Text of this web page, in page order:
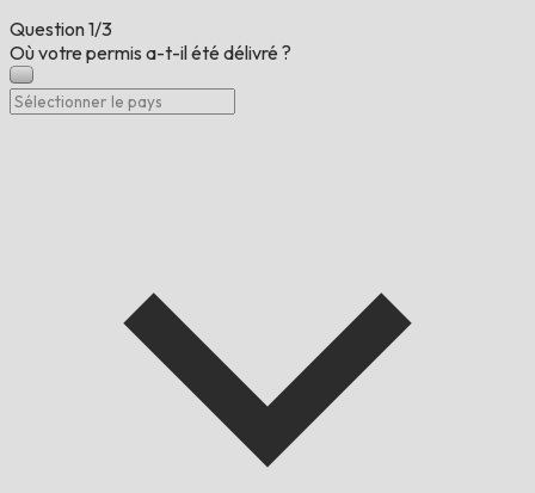
Question1/3
Où votre permis a-t-il été délivré ?